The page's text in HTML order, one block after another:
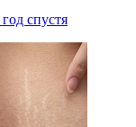
год спустя